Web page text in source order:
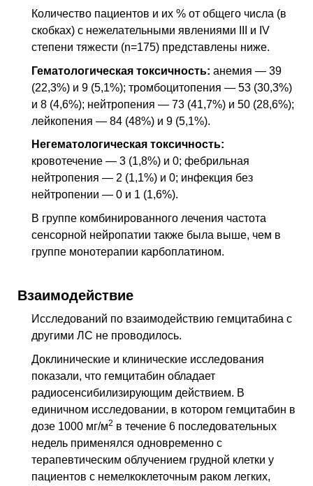
Количество пациентов и их % от общего числа (в
скобках) с нежелательными явлениями III и IV
степени тяжести (n=175) представлены ниже.
Гематологическая токсичность: анемия — 39
(22,3%) и 9 (5,1%); тромбоцитопения — 53 (30,3%)
и 8 (4,6%); нейтропения — 73 (41,7%) и 50 (28,6%);
лейкопения — 84 (48%) и 9 (5,1%).
Негематологическая токсичность:
кровотечение — 3 (1,8%) и 0; фебрильная
нейтропения — 2 (1,1%) и 0; инфекция без
нейтропении — 0 и 1 (1,6%).
В группе комбинированного лечения частота
сенсорной нейропатии также была выше, чем в
группе монотерапии карбоплатином.
Взаимодействие
Исследований по взаимодействию гемцитабина с
другими ЛС не проводилось.
Доклинические и клинические исследования
показали, что гемцитабин обладает
радиосенсибилизирующим действием. В
единичном исследовании, в котором гемцитабин в
дозе 1000 мг/м2 в течение 6 последовательных
недель применялся одновременно с
терапевтическим облучением грудной клетки у
пациентов с немелкоклеточным раком легких,